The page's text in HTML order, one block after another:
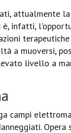
attualmente
è, infatti,
a muoversi,
livello a
campi